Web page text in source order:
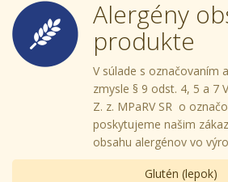
Alergény
produkte
V súlade s označovaním
zmysle § 9 odst. 4, 5 a 7
Z. z. MPaRV SR o
poskytujeme našim
obsahu alergénov vo
Glutén (lepok)